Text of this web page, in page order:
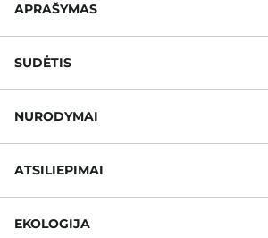
APRAŠYMAS
SUDĖTIS
NURODYMAI
ATSILIEPIMAI
EKOLOGIJA